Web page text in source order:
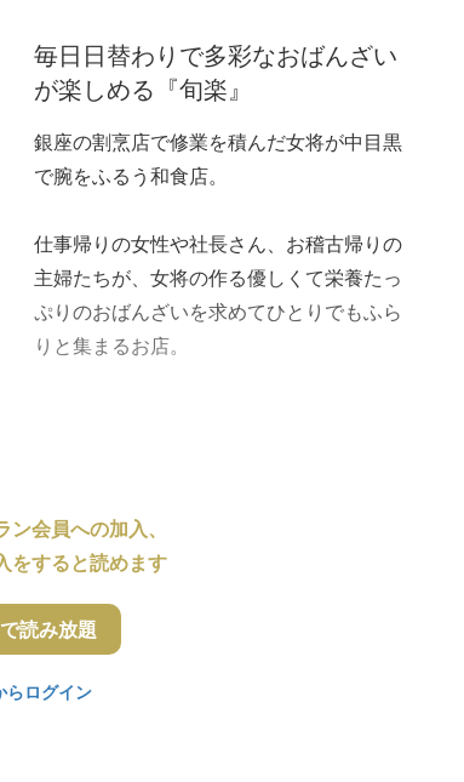
毎日日替わりで多彩なおばんざい
が楽しめる『旬楽』
銀座の割烹店で修業を積んだ女将が中目黒
で腕をふるう和食店。
仕事帰りの女性や社長さん、お稽古帰りの
主婦たちが、女将の作る優しくて栄養たっ
ぷりのおばんざいを求めてひとりでもふら
りと集まるお店。
会員への加入、
をすると読めます
読み放題
らログイン